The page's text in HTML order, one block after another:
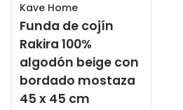
Kave Home
Funda de cojín
Rakira 100%
algodón beige con
bordado mostaza
45 x 45 cm